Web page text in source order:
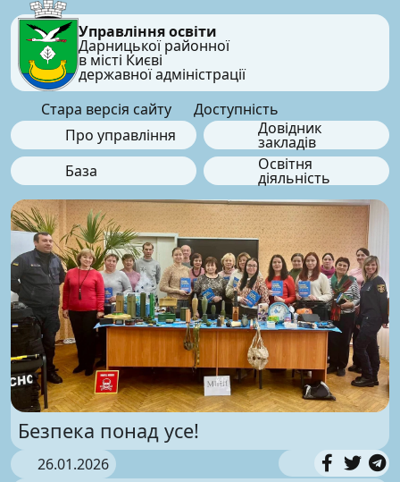
Управління освіти
Дарницької районної
в місті Києві
державної адміністрації
Стара версія сайту
Доступність
Про управління
Довідник
закладів
База
Освітня
діяльність
Безпека понад усе!
26.01.2026